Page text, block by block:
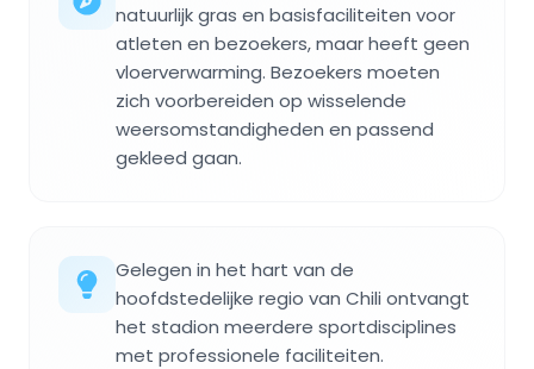
natuurlijk gras en basisfaciliteiten voor
atleten en bezoekers, maar heeft geen
vloerverwarming. Bezoekers moeten
zich voorbereiden op wisselende
weersomstandigheden en passend
gekleed gaan.
Gelegen in het hart van de
hoofdstedelijke regio van Chili ontvangt
het stadion meerdere sportdisciplines
met professionele faciliteiten.